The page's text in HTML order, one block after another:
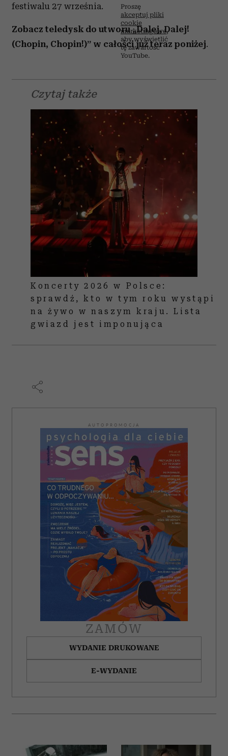
festiwalu 27 września.
Zobacz teledysk do utworu „Dalej, Dalej!
(Chopin, Chopin!)” w całości już teraz poniżej.
⋯
Proszę
akceptuj pliki
cookie
marketingowe,
aby wyświetlić
tę zawartość
YouTube.
Czytaj także
Koncerty 2026 w Polsce:
sprawdź, kto w tym roku wystąpi
na żywo w naszym kraju. Lista
gwiazd jest imponująca
AUTOPROMOCJA
ZAMÓW
WYDANIE DRUKOWANE
E-WYDANIE